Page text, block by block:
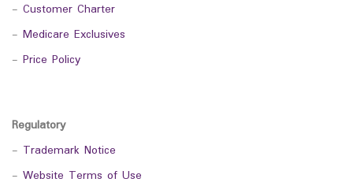
- Customer Charter
- Medicare Exclusives
- Price Policy
Regulatory
- Trademark Notice
- Website Terms of Use